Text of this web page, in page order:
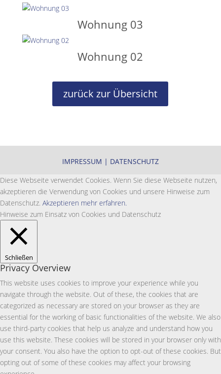
Wohnung 03
Wohnung 02
zurück zur Übersicht
IMPRESSUM | DATENSCHUTZ
Diese Webseite verwendet Cookies. Wenn Sie diese Webseite nutzen,
akzeptieren die Verwendung von Cookies und unsere Hinweise zum
Datenschutz. Akzeptieren mehr erfahren.
Hinweise zum Einsatz von Cookies und Datenschutz
Schließen
Privacy Overview
This website uses cookies to improve your experience while you
navigate through the website. Out of these, the cookies that are
categorized as necessary are stored on your browser as they are
essential for the working of basic functionalities of the website. We also
use third-party cookies that help us analyze and understand how you
use this website. These cookies will be stored in your browser only with
your consent. You also have the option to opt-out of these cookies. But
opting out of some of these cookies may affect your browsing